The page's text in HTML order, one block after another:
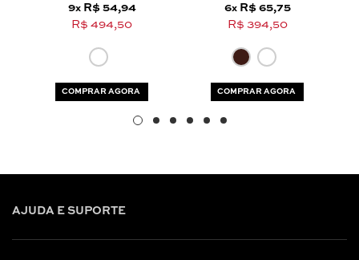
9x R$ 54,94
R$ 494,50
COMPRAR AGORA
6x R$ 65,75
R$ 394,50
COMPRAR AGORA
AJUDA E SUPORTE